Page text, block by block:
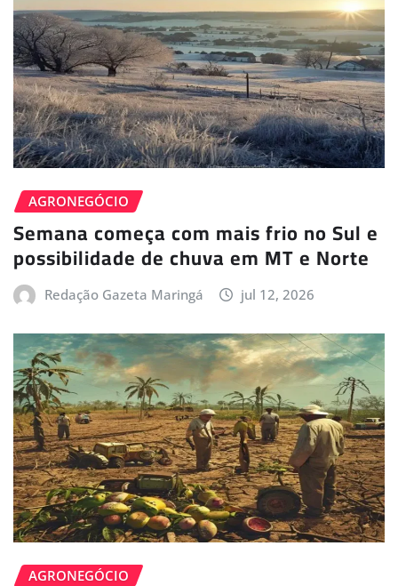
AGRONEGÓCIO
Semana começa com mais frio no Sul e
possibilidade de chuva em MT e Norte
Redação Gazeta Maringá jul 12, 2026
AGRONEGÓCIO